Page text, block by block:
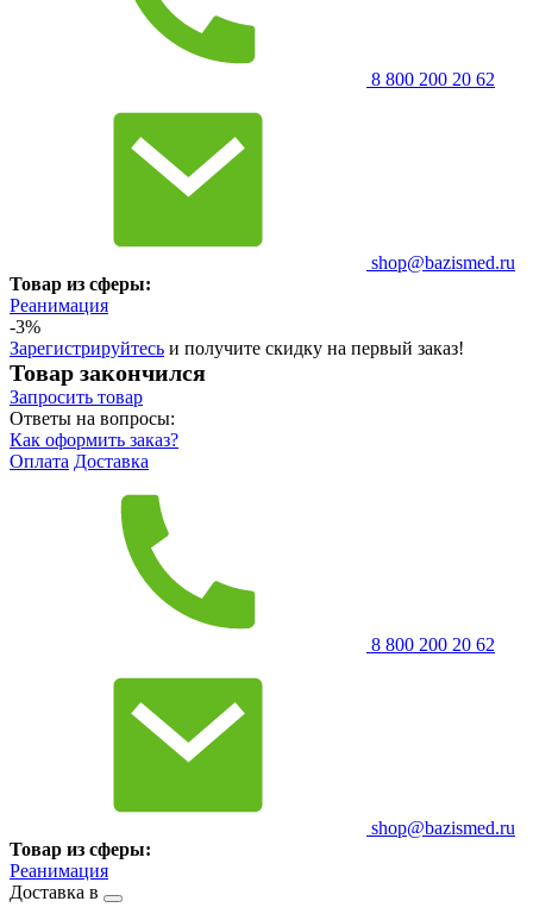
8 800 200 20 62
shop@bazismed.ru
Товар из сферы:
Реанимация
-3%
Зарегистрируйтесь и получите скидку на первый заказ!
Товар закончился
Запросить товар
Ответы на вопросы:
Как оформить заказ?
Оплата Доставка
8 800 200 20 62
shop@bazismed.ru
Товар из сферы:
Реанимация
Доставка в